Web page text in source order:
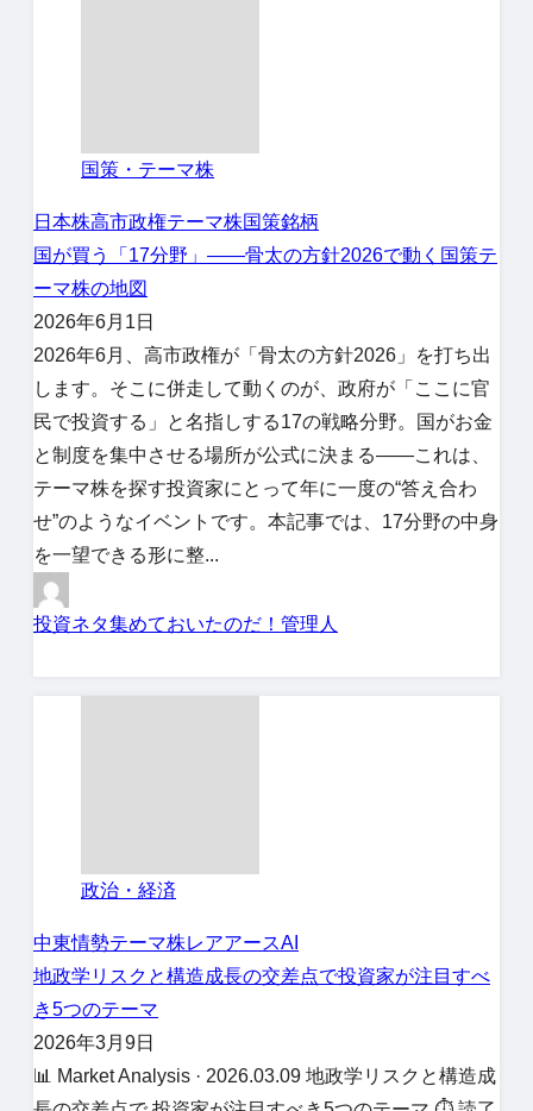
国策・テーマ株
日本株高市政権テーマ株国策銘柄
国が買う「17分野」――骨太の方針2026で動く国策テ
ーマ株の地図
2026年6月1日
2026年6月、高市政権が「骨太の方針2026」を打ち出
します。そこに併走して動くのが、政府が「ここに官
民で投資する」と名指しする17の戦略分野。国がお金
と制度を集中させる場所が公式に決まる――これは、
テーマ株を探す投資家にとって年に一度の“答え合わ
せ”のようなイベントです。本記事では、17分野の中身
を一望できる形に整...
投資ネタ集めておいたのだ！管理人
政治・経済
中東情勢テーマ株レアアースAI
地政学リスクと構造成長の交差点で投資家が注目すべ
き5つのテーマ
2026年3月9日
📊 Market Analysis · 2026.03.09 地政学リスクと構造成